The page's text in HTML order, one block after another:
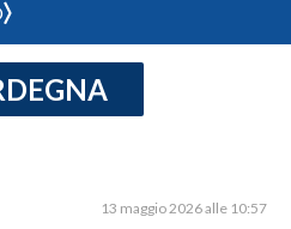
13 maggio 2026 alle 10:57